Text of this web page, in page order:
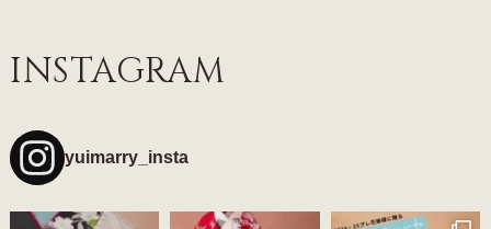
INSTAGRAM
yuimarry_insta